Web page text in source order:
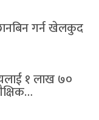
गर्न खेलकुद
१ लाख ७०